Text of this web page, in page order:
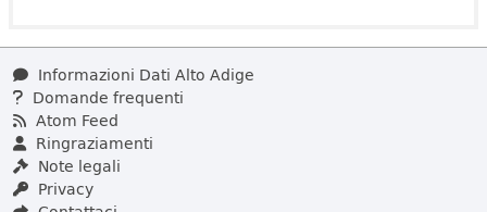
Informazioni Dati Alto Adige
Domande frequenti
Atom Feed
Ringraziamenti
Note legali
Privacy